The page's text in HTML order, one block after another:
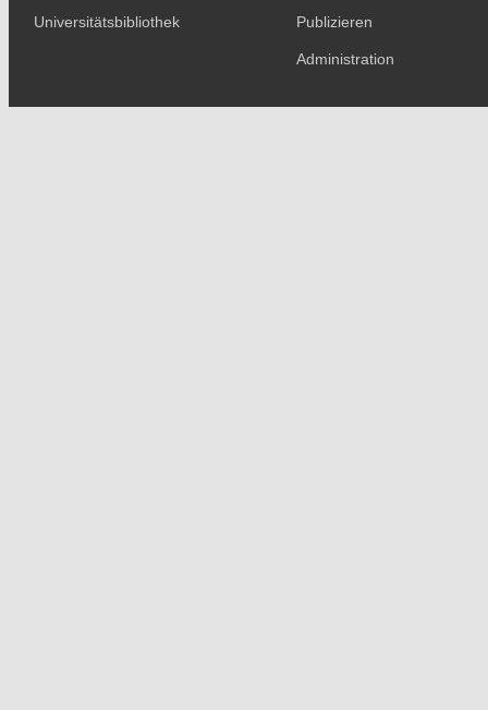
Universitätsbibliothek Publizieren
Administration